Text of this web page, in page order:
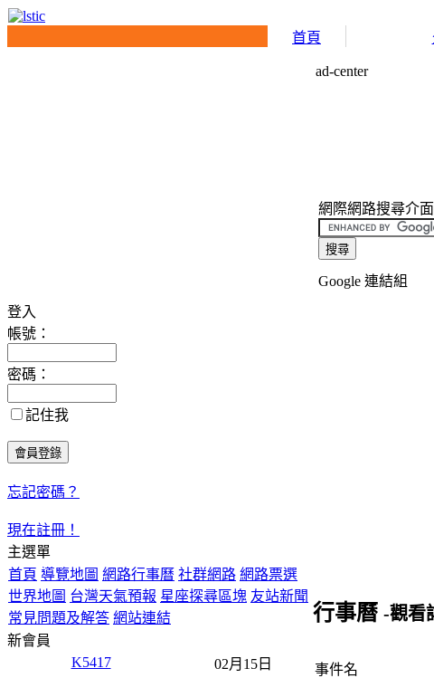
首頁
登入
帳號：
密碼：
記住我
忘記密碼？
現在註冊！
主選單
首頁 導覽地圖 網路行事曆 社群網路 網路票選
世界地圖 台灣天氣預報 星座探尋區塊 友站新聞
常見問題及解答 網站連結
新會員
K5417
02月15日
ad-center
網際網路搜尋介面
Google 連結組
行事曆 -觀看
事件名